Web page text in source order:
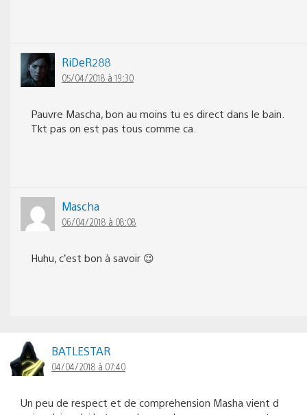
RiDeR288
05/04/2018 à 19:30
Pauvre Mascha, bon au moins tu es direct dans le bain.
Tkt pas on est pas tous comme ca.
Mascha
06/04/2018 à 08:08
Huhu, c’est bon à savoir 😉
BATLESTAR
04/04/2018 à 07:40
Un peu de respect et de comprehension Masha vient d